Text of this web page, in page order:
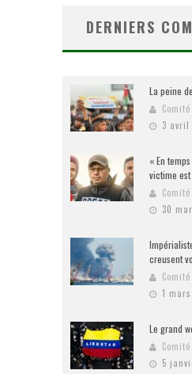
DERNIERS
La peine
3 avril
« En
victime
30
creusent
1
Le grand
5